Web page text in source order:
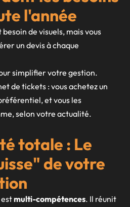
l'année
de visuels, mais vous
un devis à chaque
simplifier votre gestion.
de tickets : vous achetez un
et vous les
selon votre actualité.
totale : Le
de votre
multi-compétences. Il réunit